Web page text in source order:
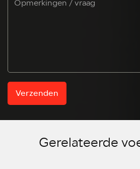
Verzenden
Gerelateerde